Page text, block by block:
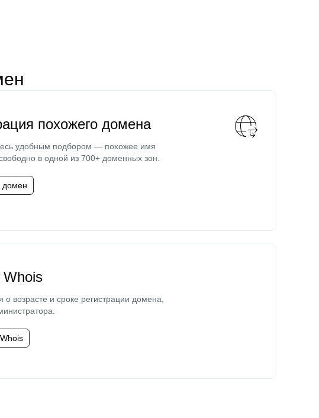
похожего домена
удобным подбором — похожее имя
в одной из 700+ доменных зон.
домен
возрасте и сроке регистрации домена,